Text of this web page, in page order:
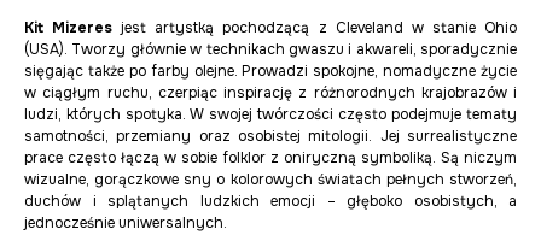
Kit Mizeres jest artystką pochodzącą z Cleveland w stanie Ohio
(USA). Tworzy głównie w technikach gwaszu i akwareli, sporadycznie
sięgając także po farby olejne. Prowadzi spokojne, nomadyczne życie
w ciągłym ruchu, czerpiąc inspirację z różnorodnych krajobrazów i
ludzi, których spotyka. W swojej twórczości często podejmuje tematy
samotności, przemiany oraz osobistej mitologii. Jej surrealistyczne
prace często łączą w sobie folklor z oniryczną symboliką. Są niczym
wizualne, gorączkowe sny o kolorowych światach pełnych stworzeń,
duchów i splątanych ludzkich emocji – głęboko osobistych, a
jednocześnie uniwersalnych.